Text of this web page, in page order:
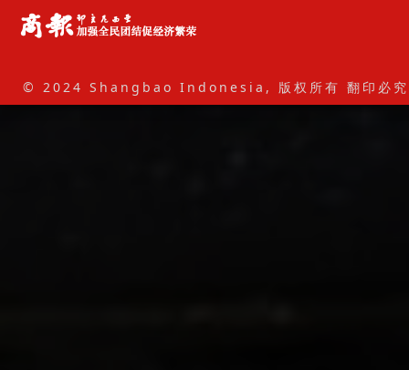
© 2024 Shangbao Indonesia, 版权所有 翻印必